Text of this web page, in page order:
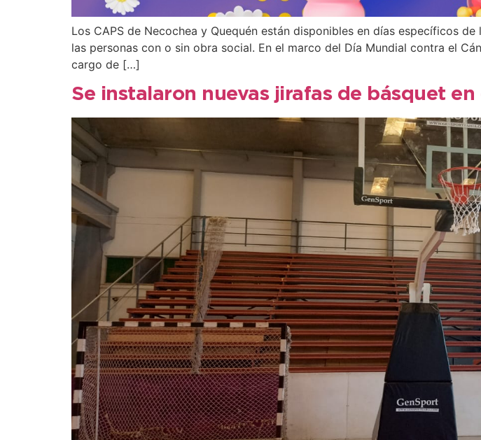
Los CAPS de Necochea y Quequén están disponibles en días específicos
las personas con o sin obra social. En el marco del Día Mundial contra el
cargo de […]
Se instalaron nuevas jirafas de básquet